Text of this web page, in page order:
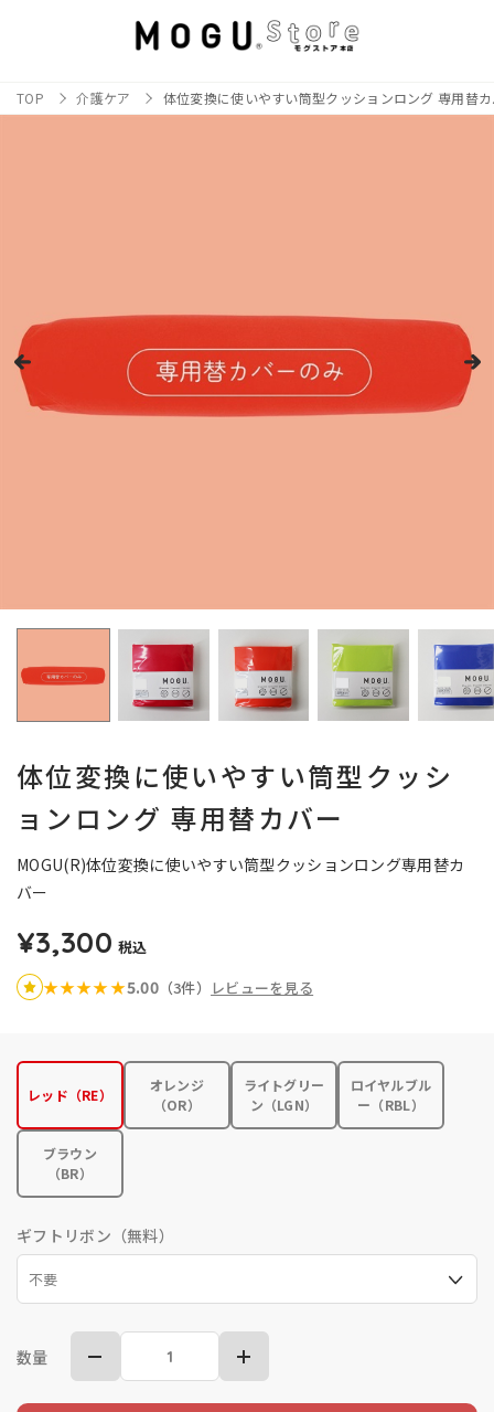
TOP 介護ケア 体位変換に使いやすい筒型クッションロング 専用替
体位変換に使いやすい筒型クッシ
ョンロング 専用替カバー
MOGU(R)体位変換に使いやすい筒型クッションロング専用替カ
バー
¥3,300 税込
★★★★★5.00（3件） レビューを見る
レッド（RE）
オレンジ
（OR）
ライトグリー
ン（LGN）
ロイヤルブル
ー（RBL）
ブラウン
（BR）
ギフトリボン（無料）
数量